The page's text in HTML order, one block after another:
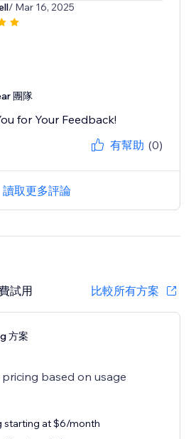
/ Mar 16, 2025
團隊
for Your Feedback!
有幫助 (0)
讀取更多評論
試用 比較所有方案
方案
based on usage
starting at $6/month